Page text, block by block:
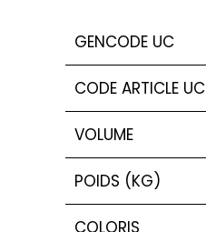
GENCODE UC
CODE ARTICLE UC
VOLUME
POIDS (KG)